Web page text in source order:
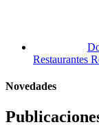
Restaurantes
Novedades